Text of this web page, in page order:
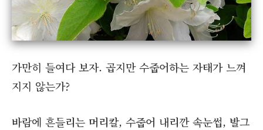
가만히 들여다 보자. 곱지만 수줍어하는 자태가 느껴
지지 않는가?
바람에 흔들리는 머리칼, 수줍어 내리깐 속눈썹, 발그